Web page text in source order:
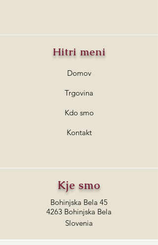
Hitri meni
Domov
Trgovina
Kdo smo
Kontakt
Kje smo
Bohinjska Bela 45
4263 Bohinjska Bela
Slovenia